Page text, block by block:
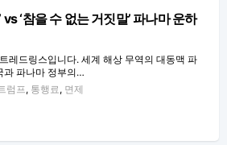
vs ‘참을 수 없는 거짓말’ 파나마 운하
레드링스입니다. 세계 해상 무역의 대동맥 파
과 파나마 정부의…
럼프, 통행료 , 면제